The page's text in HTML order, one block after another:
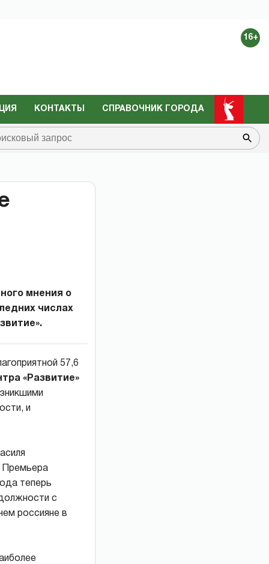
16+
КОНТАКТЫ СПРАВОЧНИК ГОРОДА
мнения о
числах
57,6
«Развитие»
и
Премьера
теперь
с
россияне в